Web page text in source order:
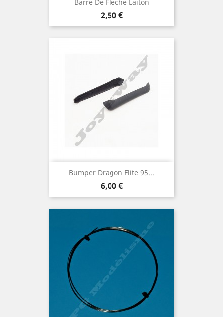
Barre De Flèche Laiton
Prix
2,50 €
Bumper Dragon Flite 95...
Prix
6,00 €